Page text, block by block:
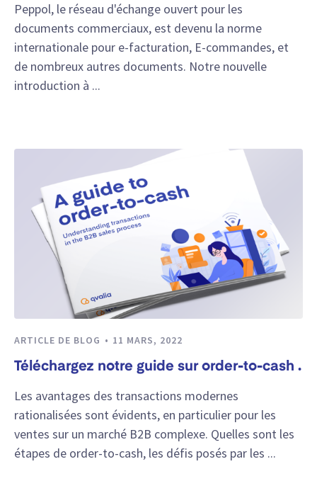
Peppol, le réseau d'échange ouvert pour les
documents commerciaux, est devenu la norme
internationale pour e-facturation, E-commandes, et
de nombreux autres documents. Notre nouvelle
introduction à ...
ARTICLE DE BLOG 11 MARS, 2022
Téléchargez notre guide sur order-to-cash .
Les avantages des transactions modernes
rationalisées sont évidents, en particulier pour les
ventes sur un marché B2B complexe. Quelles sont les
étapes de order-to-cash, les défis posés par les ...